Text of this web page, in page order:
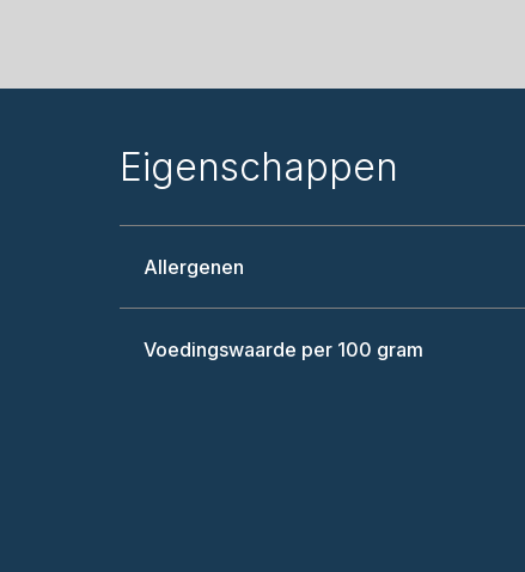
Eigenschappen
Allergenen
Voedingswaarde per 100 gram